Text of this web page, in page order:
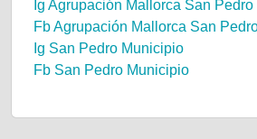
Ig Agrupación Mallorca San Pedro
Fb Agrupación Mallorca San
Ig San Pedro Municipio
Fb San Pedro Municipio